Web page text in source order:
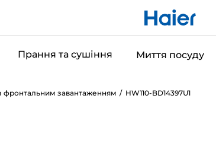
Прання та сушіння Миття посуду
фронтальним завантаженням HW110-BD14397U1